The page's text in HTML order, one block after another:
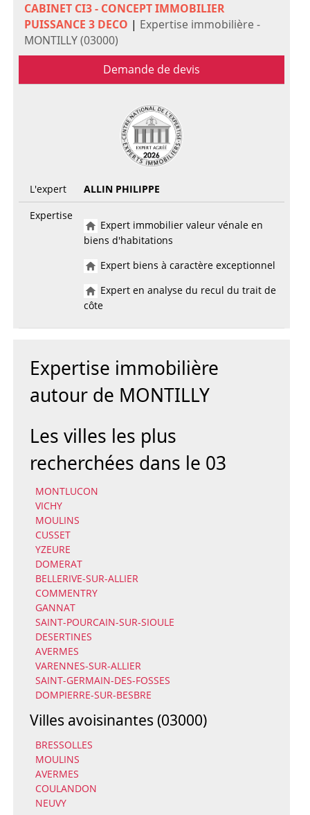
CABINET CI3 - CONCEPT IMMOBILIER
PUISSANCE 3 DECO | Expertise immobilière -
MONTILLY (03000)
Demande de devis
L'expert
ALLIN PHILIPPE
Expertise
Expert immobilier valeur vénale en
biens d'habitations
Expert biens à caractère exceptionnel
Expert en analyse du recul du trait de
côte
Expertise immobilière
autour de MONTILLY
Les villes les plus
recherchées dans le 03
MONTLUCON
VICHY
MOULINS
CUSSET
YZEURE
DOMERAT
BELLERIVE-SUR-ALLIER
COMMENTRY
GANNAT
SAINT-POURCAIN-SUR-SIOULE
DESERTINES
AVERMES
VARENNES-SUR-ALLIER
SAINT-GERMAIN-DES-FOSSES
DOMPIERRE-SUR-BESBRE
Villes avoisinantes (03000)
BRESSOLLES
MOULINS
AVERMES
COULANDON
NEUVY